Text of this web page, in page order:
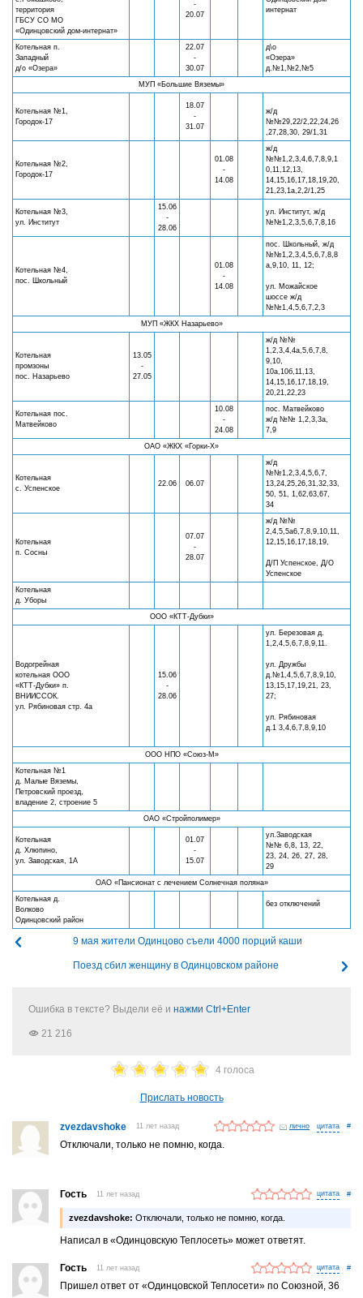
территория
ГБСУ СО МО
«Одинцовский дом-интернат»
-
20.07
интернат
Котельная п.
Западный
д/о «Озера»
22.07
-
30.07
д\о
«Озера»
д.№1,№2,№5
МУП «Большие Вяземы»
Котельная №1,
Городок-17
18.07
-
31.07
ж/д
№№29,22/2,22,24,26
,27,28,30, 29/1,31
Котельная №2,
Городок-17
01.08
-
14.08
ж/д
№№1,2,3,4,6,7,8,9,1
0,11,12,13,
14,15,16,17,18,19,20,
21,23,1а,2,2/1,25
Котельная №3,
ул. Институт
15.06
-
28.06
ул. Институт, ж/д
№№1,2,3,5,6,7,8,16
Котельная №4,
пос. Школьный
01.08
-
14.08
пос. Школьный, ж/д
№№1,2,3,4,5,6,7,8,8
а,9,10, 11, 12;
ул. Можайское
шоссе ж/д
№№1,4,5,6,7,2,3
МУП «ЖКХ Назарьево»
Котельная
промзоны
пос. Назарьево
13.05
-
27.05
ж/д №№
1,2,3,4,4а,5,6,7,8,
9,10,
10а,10б,11,13,
14,15,16,17,18,19,
20,21,22,23
Котельная пос.
Матвейково
10.08
-
24.08
пос. Матвейково
ж/д №№ 1,2,3,3а,
7,9
ОАО «ЖКХ «Горки-Х»
Котельная
с. Успенское
22.06 06.07
ж/д
№№1,2,3,4,5,6,7,
13,24,25,26,31,32,33,
50, 51, 1,62,63,67,
34
Котельная
п. Сосны
07.07
-
28.07
ж/д №№
2,4,5,5а6,7,8,9,10,11,
12,15,16,17,18,19,
Д/П Успенское, Д/О
Успенское
Котельная
д. Уборы
ООО «КТТ-Дубки»
Водогрейная
котельная ООО
«КТТ-Дубки» п.
ВНИИССОК.
ул. Рябиновая стр. 4а
15.06
-
28.06
ул. Березовая д.
1,2,4,5,6,7,8,9,11.
ул. Дружбы
д.№1,4,5,6,7,8,9,10,
13,15,17,19,21, 23,
27;
ул. Рябиновая
д.1 3,4,6,7,8,9,10
ООО НПО «Союз-М»
Котельная №1
д. Малые Вяземы,
Петровский проезд,
владение 2, строение 5
ОАО «Стройполимер»
Котельная
д. Хлюпино,
ул. Заводская, 1А
01.07
-
15.07
ул.Заводская
№№ 6,8, 13, 22,
23, 24, 26, 27, 28,
29
ОАО «Пансионат с лечением Солнечная поляна»
Котельная д.
Волково
Одинцовский район
без отключений
9 мая жители Одинцово съели 4000 порций каши
Поезд сбил женщину в Одинцовском районе
Ошибка в тексте? Выдели её и нажми Ctrl+Enter
21 216
4 голоса
Прислать новость
zvezdavshoke 11 лет назад лично #
Отключали, только не помню, когда.
Гость 11 лет назад #
zvezdavshoke: Отключали, только не помню, когда.
Написал в «Одинцовскую Теплосеть» может ответят.
Гость 11 лет назад #
Пришел ответ от «Одинцовской Теплосети» по Союзной, 36